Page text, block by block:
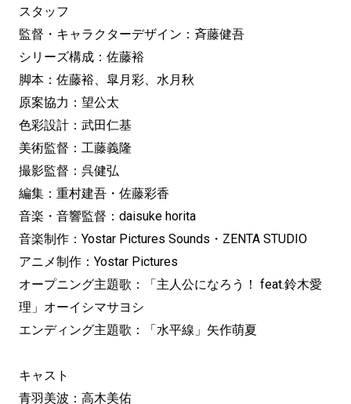
スタッフ
監督・キャラクターデザイン：斉藤健吾
シリーズ構成：佐藤裕
脚本：佐藤裕、皐月彩、水月秋
原案協力：望公太
色彩設計：武田仁基
美術監督：工藤義隆
撮影監督：呉健弘
編集：重村建吾・佐藤彩香
音楽・音響監督：daisuke horita
音楽制作：Yostar Pictures Sounds・ZENTA STUDIO
アニメ制作：Yostar Pictures
オープニング主題歌：「主人公になろう！ feat.鈴木愛
理」オーイシマサヨシ
エンディング主題歌：「水平線」矢作萌夏
キャスト
青羽美波：高木美佑